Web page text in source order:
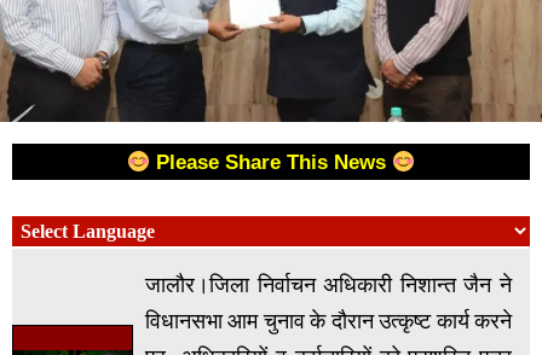
Please Share This News
जालौर।जिला निर्वाचन अधिकारी निशान्त जैन ने
विधानसभा आम चुनाव के दौरान उत्कृष्ट कार्य करने